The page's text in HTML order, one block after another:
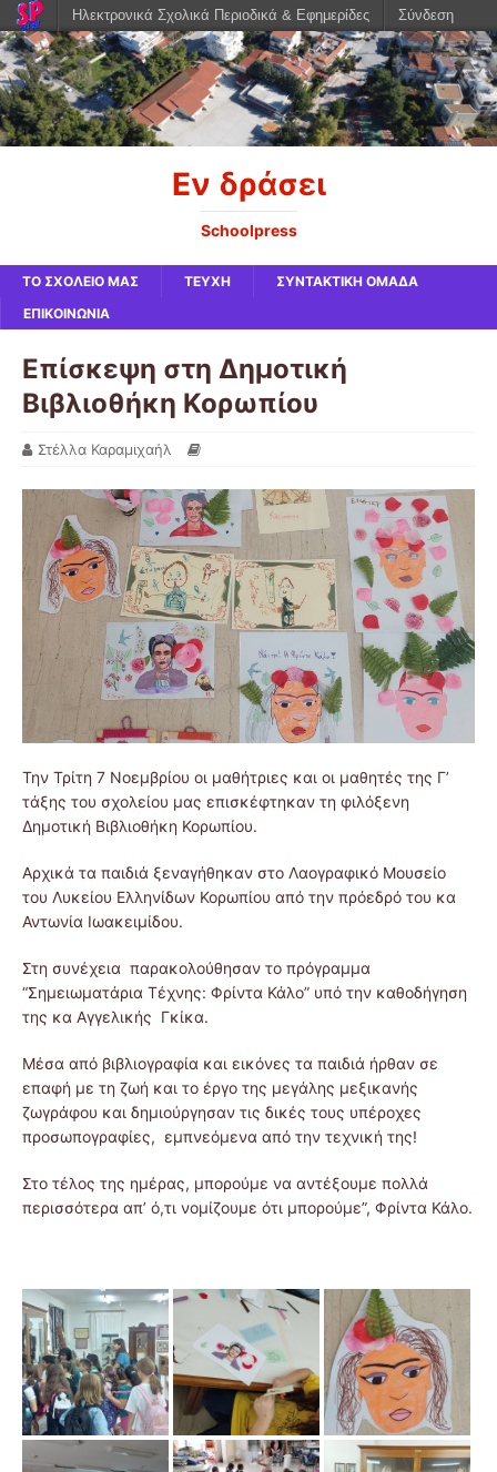
Εν δράσει
Schoolpress
ΤΟ ΣΧΟΛΕΙΟ ΜΑΣ ΤΕΥΧΗ
ΣΥΝΤΑΚΤΙΚΗ ΟΜΑΔΑ
ΕΠΙΚΟΙΝΩΝΙΑ
Επίσκεψη στη Δημοτική
Βιβλιοθήκη Κορωπίου
Στέλλα Καραμιχαήλ
Την Τρίτη 7 Νοεμβρίου οι μαθήτριες και οι μαθητές της Γ’
τάξης του σχολείου μας επισκέφτηκαν τη φιλόξενη
Δημοτική Βιβλιοθήκη Κορωπίου.
Αρχικά τα παιδιά ξεναγήθηκαν στο Λαογραφικό Μουσείο
του Λυκείου Ελληνίδων Κορωπίου από την πρόεδρό του κα
Αντωνία Ιωακειμίδου.
Στη συνέχεια παρακολούθησαν το πρόγραμμα
“Σημειωματάρια Τέχνης: Φρίντα Κάλο” υπό την καθοδήγηση
της κα Αγγελικής Γκίκα.
Μέσα από βιβλιογραφία και εικόνες τα παιδιά ήρθαν σε
επαφή με τη ζωή και το έργο της μεγάλης μεξικανής
ζωγράφου και δημιούργησαν τις δικές τους υπέροχες
προσωπογραφίες, εμπνεόμενα από την τεχνική της!
Στο τέλος της ημέρας, μπορούμε να αντέξουμε πολλά
περισσότερα απ’ ό,τι νομίζουμε ότι μπορούμε”, Φρίντα Κάλο.
Ηλεκτρονικά Σχολικά Περιοδικά & Εφημερίδες Σύνδεση